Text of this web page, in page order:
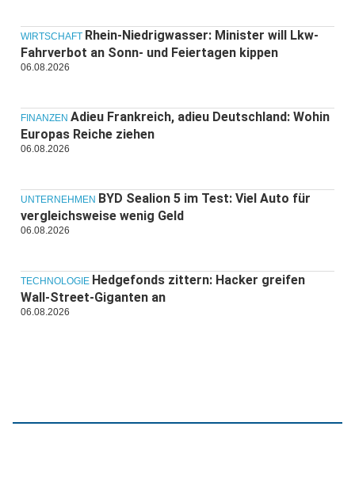
WIRTSCHAFT Rhein-Niedrigwasser: Minister will Lkw-
Fahrverbot an Sonn- und Feiertagen kippen
06.08.2026
FINANZEN Adieu Frankreich, adieu Deutschland: Wohin
Europas Reiche ziehen
06.08.2026
UNTERNEHMEN BYD Sealion 5 im Test: Viel Auto für
vergleichsweise wenig Geld
06.08.2026
TECHNOLOGIE Hedgefonds zittern: Hacker greifen
Wall-Street-Giganten an
06.08.2026